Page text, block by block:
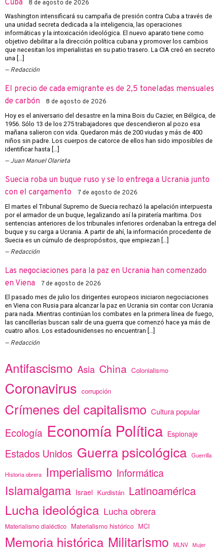
Cuba
8 de agosto de 2026
Washington intensificará su campaña de presión contra Cuba a través de
una unidad secreta dedicada a la inteligencia, las operaciones
informáticas y la intoxicación ideológica. El nuevo aparato tiene como
objetivo debilitar a la dirección política cubana y promover los cambios
que necesitan los imperialistas en su patio trasero. La CIA creó en secreto
una […]
Redacción
El precio de cada emigrante es de 2,5 toneladas mensuales
de carbón
8 de agosto de 2026
Hoy es el aniversario del desastre en la mina Bois du Cazier, en Bélgica, de
1956. Sólo 13 de los 275 trabajadores que descendieron al pozo esa
mañana salieron con vida. Quedaron más de 200 viudas y más de 400
niños sin padre. Los cuerpos de catorce de ellos han sido imposibles de
identificar hasta […]
Juan Manuel Olarieta
Suecia roba un buque ruso y se lo entrega a Ucrania junto
con el cargamento
7 de agosto de 2026
El martes el Tribunal Supremo de Suecia rechazó la apelación interpuesta
por el armador de un buque, legalizando así la piratería marítima. Dos
sentencias anteriores de los tribunales inferiores ordenaban la entrega del
buque y su carga a Ucrania. A partir de ahí, la información procedente de
Suecia es un cúmulo de despropósitos, que empiezan […]
Redacción
Las negociaciones para la paz en Ucrania han comenzado
en Viena
7 de agosto de 2026
El pasado mes de julio los dirigentes europeos iniciaron negociaciones
en Viena con Rusia para alcanzar la paz en Ucrania sin contar con Ucrania
para nada. Mientras continúan los combates en la primera línea de fuego,
las cancillerías buscan salir de una guerra que comenzó hace ya más de
cuatro años. Los estadounidenses no encuentran […]
Redacción
Antifascismo Asia China Colonialismo
Coronavirus corrupción
Crímenes del capitalismo Cultura popular
Ecología Economía Política Espionaje
Estados Unidos Guerra psicológica Guerrilla
Historia obrera Imperialismo Informática
Islamalgama Israel Kurdistán Latinoamérica
Lucha ideológica Lucha obrera
Materialismo dialéctico Materialismo histórico MCI
Memoria histórica Militarismo MLNV Mujer